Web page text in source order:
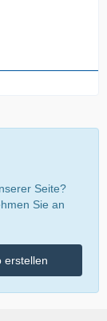
Seite?
Sie an
erstellen